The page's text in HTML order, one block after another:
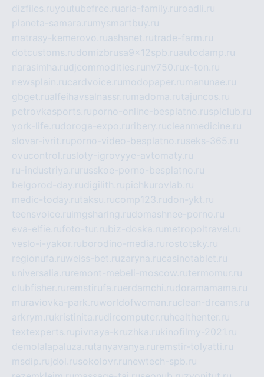
dizfiles.ruyoutubefree.ruaria-family.ru roadli.ru
planeta-samara.ru mysmartbuy.ru
matrasy-kemerovo.ruashanet.rutrade-farm.ru
dotcustoms.rudomizbrusa9x12spb.ruautodamp.ru
narasimha.rudjcommodities.ru nv750.rux-ton.ru
newsplain.rucardvoice.ru modopaper.ru manunae.ru
gbget.rualfeihavsalnassr.ru madoma.rutajuncos.ru
petrovkasports.ruporno-online-besplatno.rusplclub.ru
york-life.rudoroga-expo.ru ribery.rucleanmedicine.ru
slovar-ivrit.ruporno-video-besplatno.ruseks-365.ru
ovucontrol.rusloty-igrovyye-avtomaty.ru
ru-industriya.ru russkoe-porno-besplatno.ru
belgorod-day.rudigilith.rupichkurovlab.ru
medic-today.rutaksu.rucomp123.rudon-ykt.ru
teensvoice.ru imgsharing.rudomashnee-porno.ru
eva-elfie.rufoto-tur.rubiz-doska.ru metropoltravel.ru
veslo-i-yakor.ruborodino-media.ru rostotsky.ru
regionufa.ruweiss-bet.ruzaryna.rucasinotablet.ru
universalia.ru remont-mebeli-moscow.rutermomur.ru
clubfisher.ru remstirufa.ruerdamchi.rudoramamama.ru
muraviovka-park.ruworldofwoman.ruclean-dreams.ru
arkrym.rukristinita.rudircomputer.ru healthenter.ru
textexperts.rupivnaya-kruzhka.rukinofilmy-2021.ru
demolalapaluza.rutanyavanya.ru remstir-tolyatti.ru
msdip.ru jdol.rusokolovr.ru newtech-spb.ru